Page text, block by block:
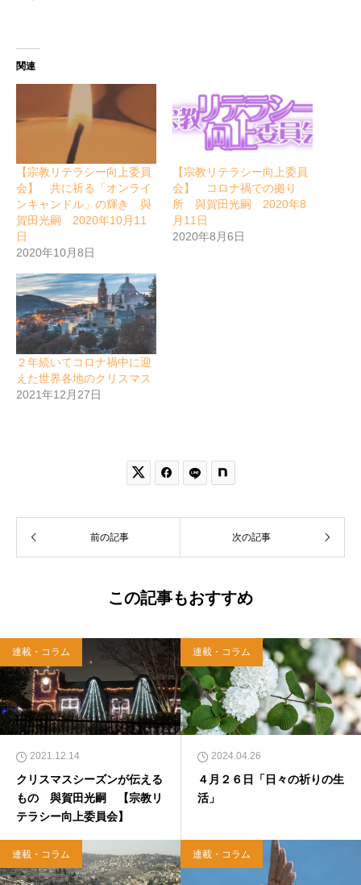
関連
【宗教リテラシー向上委員
会】 共に祈る「オンライ
ンキャンドル」の輝き 與
賀田光嗣 2020年10月11
日
2020年10月8日
【宗教リテラシー向上委員
会】 コロナ禍での拠り
所 與賀田光嗣 2020年8
月11日
2020年8月6日
２年続いてコロナ禍中に迎
えた世界各地のクリスマス
2021年12月27日
 
前の記事 次の記事
この記事もおすすめ
連載・コラム
2021.12.14
クリスマスシーズンが伝える
もの 與賀田光嗣 【宗教リ
テラシー向上委員会】
連載・コラム
2024.04.26
４月２６日「日々の祈りの生
活」
連載・コラム 連載・コラム